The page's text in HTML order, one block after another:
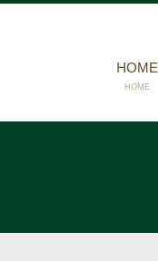
HOME
HOME